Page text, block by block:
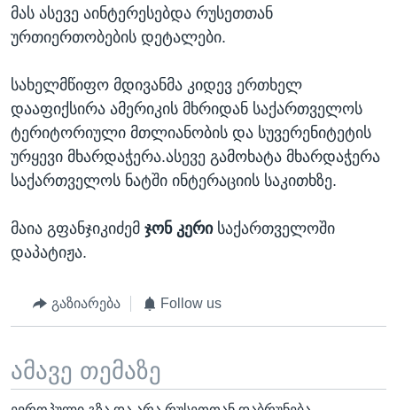
მას ასევე აინტერესებდა რუსეთთან
ურთიერთობების დეტალები.
სახელმწიფო მდივანმა კიდევ ერთხელ
დააფიქსირა ამერიკის მხრიდან საქართველოს
ტერიტორიული მთლიანობის და სუვერენიტეტის
ურყევი მხარდაჭერა.ასევე გამოხატა მხარდაჭერა
საქართველოს ნატში ინტერაციის საკითხზე.
მაია გფანჯიკიძემ ჯონ კერისაქართველოში
დაპატიჟა.
გაზიარება Follow us
ამავე თემაზე